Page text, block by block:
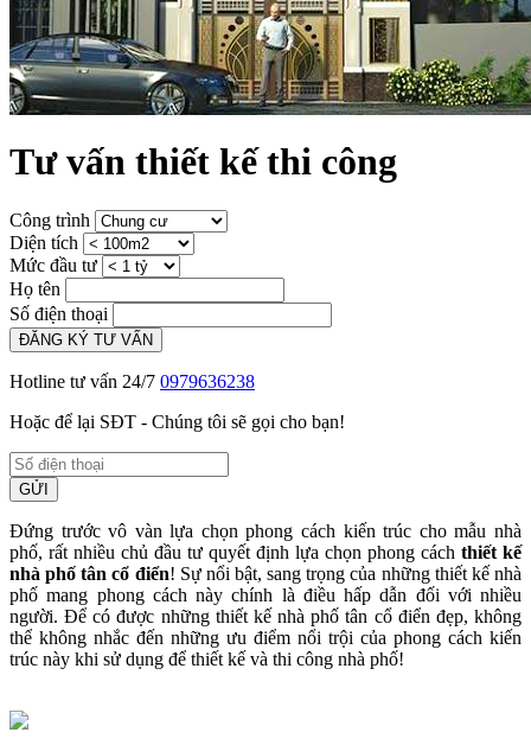
Tư vấn thiết kế thi công
Công trình
Diện tích
Mức đầu tư
Họ tên
Số điện thoại
ĐĂNG KÝ TƯ VẤN
Hotline tư vấn 24/7 0979636238
Hoặc để lại SĐT - Chúng tôi sẽ gọi cho bạn!
GỬI
Đứng trước vô vàn lựa chọn phong cách kiến trúc cho mẫu nhà
phố, rất nhiều chủ đầu tư quyết định lựa chọn phong cách thiết kế
nhà phố tân cổ điển! Sự nổi bật, sang trọng của những thiết kế nhà
phố mang phong cách này chính là điều hấp dẫn đối với nhiều
người. Để có được những thiết kế nhà phố tân cổ điển đẹp, không
thể không nhắc đến những ưu điểm nổi trội của phong cách kiến
trúc này khi sử dụng để thiết kế và thi công nhà phố!